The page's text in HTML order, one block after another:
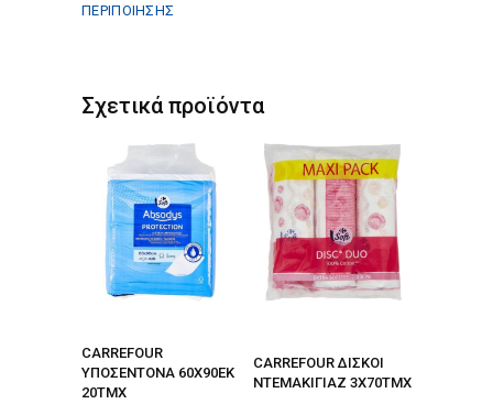
ΠΕΡΙΠΟΙΗΣΗΣ
Σχετικά προϊόντα
CARREFOUR
ΥΠΟΣΕΝΤΟΝΑ 60Χ90ΕΚ
20ΤΜΧ
CARREFOUR ΔΙΣΚΟΙ
ΝΤΕΜΑΚΙΓΙΑΖ 3Χ70ΤΜΧ